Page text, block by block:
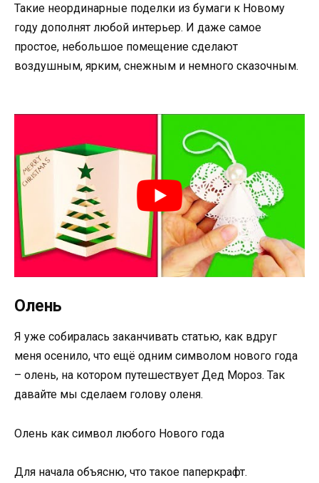
Такие неординарные поделки из бумаги к Новому
году дополнят любой интерьер. И даже самое
простое, небольшое помещение сделают
воздушным, ярким, снежным и немного сказочным.
Олень
Я уже собиралась заканчивать статью, как вдруг
меня осенило, что ещё одним символом нового года
– олень, на котором путешествует Дед Мороз. Так
давайте мы сделаем голову оленя.
Олень как символ любого Нового года
Для начала объясню, что такое паперкрафт.